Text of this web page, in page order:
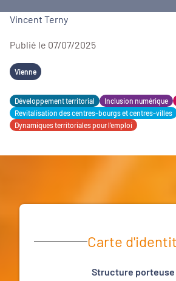
Vincent Terny
Publié le 07/07/2025
Vienne
Développement territorial Inclusion numérique
Revitalisation des centres-bourgs et centres-villes
Dynamiques territoriales pour l’emploi
Carte
Structure porteuse